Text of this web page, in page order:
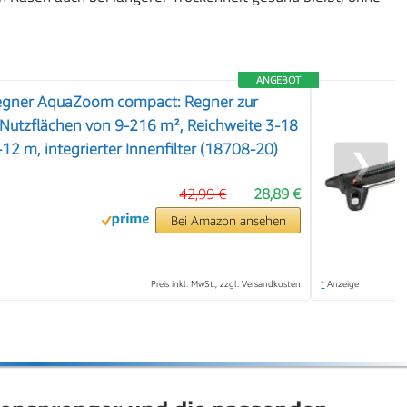
ANGEBOT
AquaZoom compact: Regner zur
von 9-216 m², Reichweite 3-18
m, integrierter Innenfilter (18708-20)
28,89 €
42,99 €
Bei Amazon ansehen
Preis inkl. MwSt., zzgl. Versandkosten * Anzeige
❯